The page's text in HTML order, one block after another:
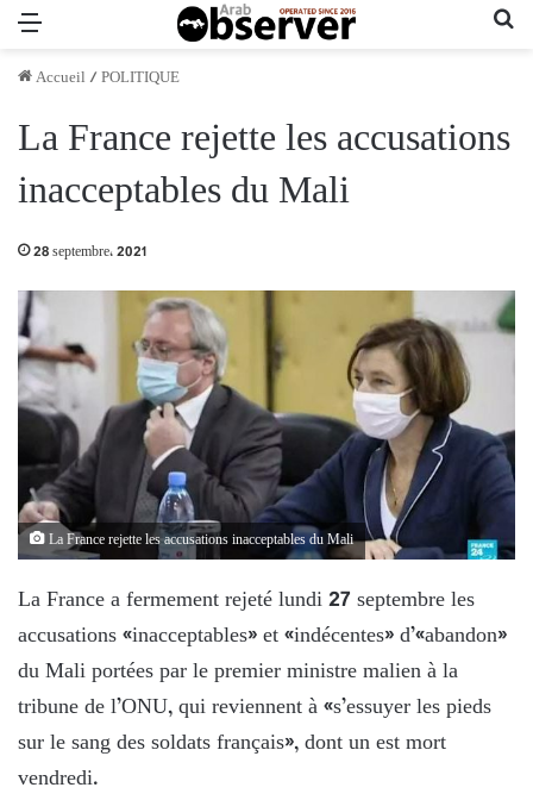
Accueil /POLITIQUE
La France rejette les accusations
inacceptables du Mali
28 septembre، 2021
La France rejette les accusations inacceptables du Mali
La France a fermement rejeté lundi 27 septembre les
accusations «inacceptables» et «indécentes» d’«abandon»
du Mali portées par le premier ministre malien à la
tribune de l’ONU, qui reviennent à «s’essuyer les pieds
sur le sang des soldats français», dont un est mort
vendredi.